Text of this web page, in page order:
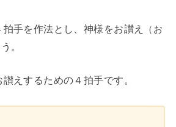
手を作法とし、神様をお讃え
（お
。
えするための４拍手です。